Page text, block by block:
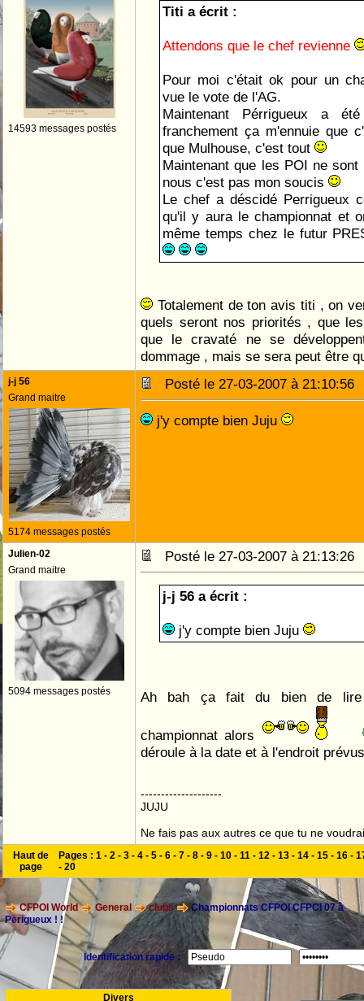
14593 messages postés
Titi a écrit :
Attendons que le chef revienne
Pour moi c'était ok pour un
vue le vote de l'AG.
Maintenant Pérrigueux a
franchement ça m'ennuie que
que Mulhouse, c'est tout
Maintenant que les POI ne
nous c'est pas mon soucis
Le chef a déscidé Perrigueux
qu'il y aura le championnat et
même temps chez le futur
Totalement de ton avis titi , on
quels seront nos priorités , que
que le cravaté ne se
dommage , mais se sera peut être
j-j 56
Grand maitre
5174 messages postés
Posté le 27-03-2007 à
j'y compte bien Juju
Julien-02
Grand maitre
5094 messages postés
Posté le 27-03-2007 à
j-j 56 a écrit :
j'y compte bien Juju
Ah bah ça fait du bien de
championnat alors
déroule à la date et à l'endroit
--------------------
JUJU
Ne fais pas aux autres ce que tu ne
Haut de
page
Pages : 1 - 2 - 3 - 4 - 5 - 6 - 7 - 8 - 9 - 10 - 11 - 12 - 13 - 14 - 15 - 16 -
- 20
CFPOI World General clubs
Championnats CFPOI CFPCI 07 à
Perigueux ! !
Identification rapide :
Divers